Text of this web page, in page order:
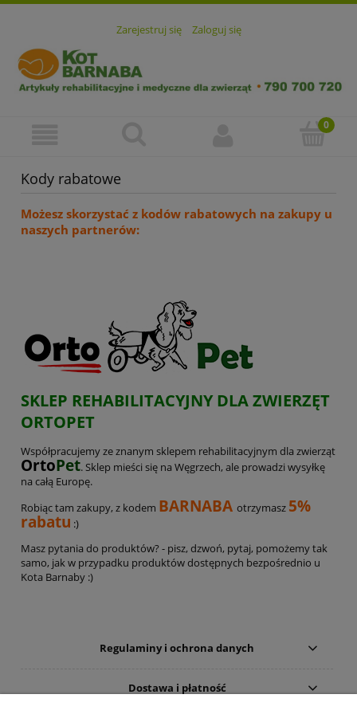
Zarejestruj się Zaloguj się
Kody rabatowe
Możesz skorzystać z kodów rabatowych na zakupy u
naszych partnerów:
SKLEP REHABILITACYJNY DLA ZWIERZĘT
ORTOPET
Współpracujemy ze znanym sklepem rehabilitacyjnym dla zwierząt
OrtoPet. Sklep mieści się na Węgrzech, ale prowadzi wysyłkę
na całą Europę.
Robiąc tam zakupy, z kodem BARNABA otrzymasz 5%
rabatu :)
Masz pytania do produktów? - pisz, dzwoń, pytaj, pomożemy tak
samo, jak w przypadku produktów dostępnych bezpośrednio u
Kota Barnaby :)
Regulaminy i ochrona danych
Dostawa i płatność